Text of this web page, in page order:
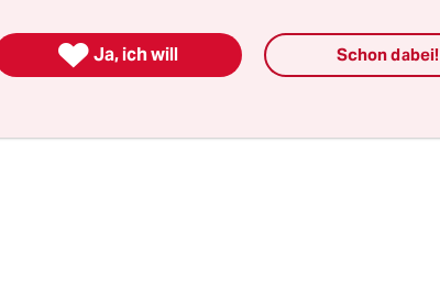
 Ja, ich will Schon dabei!